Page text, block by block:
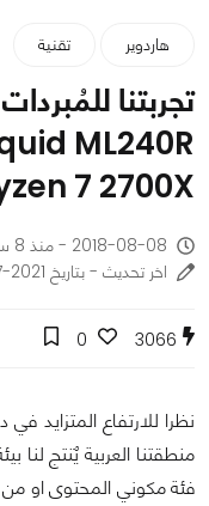
هاردوير تقنية
7 2700X
2018-08-08 - منذ 8 سنوات
اخر تحديث - بتاريخ 2021-07-28
3066
0
نظرا للارتفاع
منطقتنا العربية يٌنتج
فئة مكوني المحتوى او من